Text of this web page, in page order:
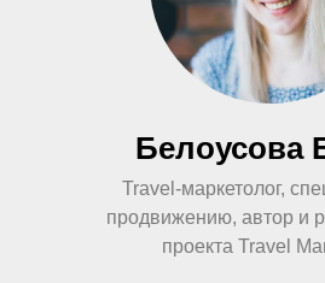
Белоусова
Travel-маркетолог,
продвижению, автор и
проекта Travel